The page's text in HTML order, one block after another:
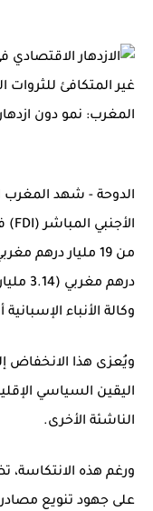
المغرب: نمو دون
درهم مغربي (3.14 مليار دولار) في عام 2022،
وكالة الأنباء الإسبانية
ويُعزى هذا الانخفاض
اليقين السياسي
الناشئة الأخرى.
ورغم هذه الانتكاسة،
على جهود تنويع